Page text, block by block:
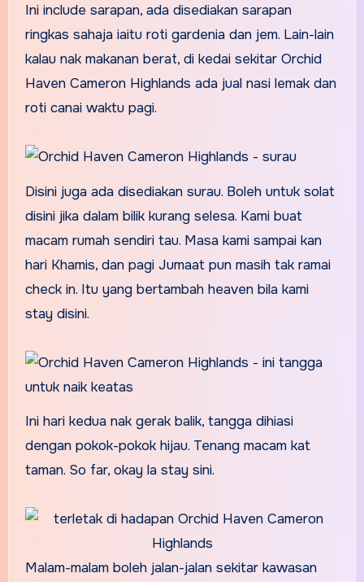
Ini include sarapan, ada disediakan sarapan
ringkas sahaja iaitu roti gardenia dan jem. Lain-lain
kalau nak makanan berat, di kedai sekitar Orchid
Haven Cameron Highlands ada jual nasi lemak dan
roti canai waktu pagi.
Disini juga ada disediakan surau. Boleh untuk solat
disini jika dalam bilik kurang selesa. Kami buat
macam rumah sendiri tau. Masa kami sampai kan
hari Khamis, dan pagi Jumaat pun masih tak ramai
check in. Itu yang bertambah heaven bila kami
stay disini.
Ini hari kedua nak gerak balik, tangga dihiasi
dengan pokok-pokok hijau. Tenang macam kat
taman. So far, okay la stay sini.
Malam-malam boleh jalan-jalan sekitar kawasan